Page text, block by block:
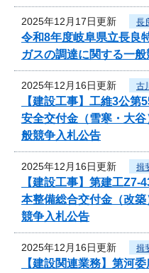
2025年12月17日更新 長
令和8年度岐阜県立長良
ガスの調達に関する一
2025年12月16日更新 古
【建設工事】工維3公
安全交付金（雪寒・大
般競争入札公告
2025年12月16日更新 揖
【建設工事】第建工
本整備総合交付金（改
競争入札公告
2025年12月16日更新 揖
【建設関連業務】第